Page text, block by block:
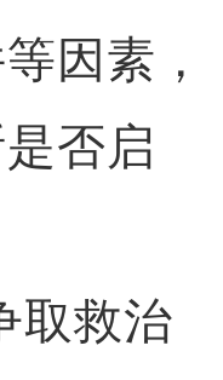
因素，
否启
救治